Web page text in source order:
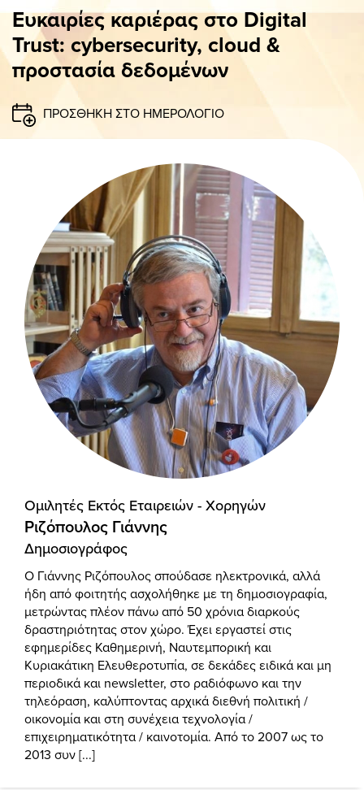
Ευκαιρίες καριέρας στο Digital
Trust: cybersecurity, cloud &
προστασία δεδομένων
ΠΡΟΣΘΗΚΗ ΣΤΟ ΗΜΕΡΟΛΟΓΙΟ
Ομιλητές Eκτός Eταιρειών - Χορηγών
Ριζόπουλος Γιάννης
Δημοσιογράφος
Ο Γιάννης Ριζόπουλος σπούδασε ηλεκτρονικά, αλλά
ήδη από φοιτητής ασχολήθηκε με τη δημοσιογραφία,
μετρώντας πλέον πάνω από 50 χρόνια διαρκούς
δραστηριότητας στον χώρο. Έχει εργαστεί στις
εφημερίδες Καθημερινή, Ναυτεμπορική και
Κυριακάτικη Ελευθεροτυπία, σε δεκάδες ειδικά και μη
περιοδικά και newsletter, στο ραδιόφωνο και την
τηλεόραση, καλύπτοντας αρχικά διεθνή πολιτική /
οικονομία και στη συνέχεια τεχνολογία /
επιχειρηματικότητα / καινοτομία. Από το 2007 ως το
2013 συν [...]